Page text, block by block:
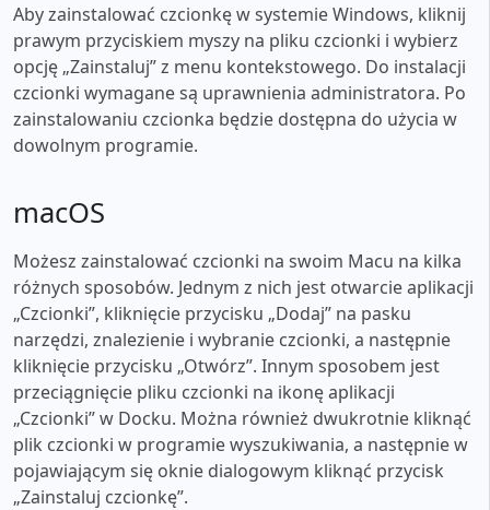
Aby zainstalować czcionkę w systemie Windows, kliknij
prawym przyciskiem myszy na pliku czcionki i wybierz
opcję „Zainstaluj” z menu kontekstowego. Do instalacji
czcionki wymagane są uprawnienia administratora. Po
zainstalowaniu czcionka będzie dostępna do użycia w
dowolnym programie.
macOS
Możesz zainstalować czcionki na swoim Macu na kilka
różnych sposobów. Jednym z nich jest otwarcie aplikacji
„Czcionki”, kliknięcie przycisku „Dodaj” na pasku
narzędzi, znalezienie i wybranie czcionki, a następnie
kliknięcie przycisku „Otwórz”. Innym sposobem jest
przeciągnięcie pliku czcionki na ikonę aplikacji
„Czcionki” w Docku. Można również dwukrotnie kliknąć
plik czcionki w programie wyszukiwania, a następnie w
pojawiającym się oknie dialogowym kliknąć przycisk
„Zainstaluj czcionkę”.